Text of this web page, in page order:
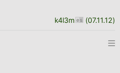
k4l3m (07.11.12)